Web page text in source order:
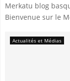
Merkatu blog
Bienvenue sur le
Actualités et Médias